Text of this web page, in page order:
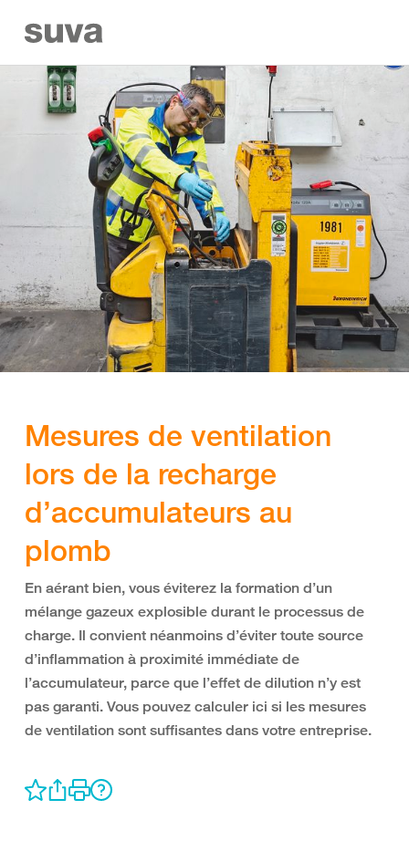
Mesures de ventilation
lors de la recharge
d’accumulateurs au
plomb
En aérant bien, vous éviterez la formation d’un
mélange gazeux explosible durant le processus de
charge. Il convient néanmoins d’éviter toute source
d’inflammation à proximité immédiate de
l’accumulateur, parce que l’effet de dilution n’y est
pas garanti. Vous pouvez calculer ici si les mesures
de ventilation sont suffisantes dans votre entreprise.